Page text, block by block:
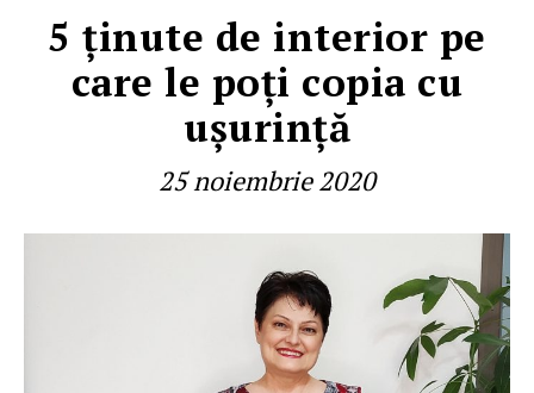
5 ţinute de interior pe
care le poţi copia cu
uşurinţă
25 noiembrie 2020